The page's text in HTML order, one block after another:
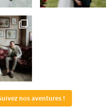
nos aventures !